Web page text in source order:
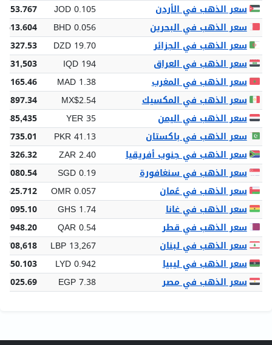
سعر الذهب في الأردن
JOD 0.105
سعر الذهب في البحرين
BHD 0.056
613.604
سعر الذهب في الجزائر
DZD 19.70
سعر الذهب في العراق
IQD 194
سعر الذهب في المغرب
MAD 1.38
سعر الذهب في المكسيك
MX$2.54
سعر الذهب في اليمن
YER 35
385,435
سعر الذهب في باكستان
PKR 41.13
سعر الذهب في جنوب أفريقيا
ZAR 2.40
سعر الذهب في سنغافورة
SGD 0.19
سعر الذهب في عُمان
OMR 0.057
625.712
سعر الذهب في غانا
GHS 1.74
سعر الذهب في قطر
QAR 0.54
سعر الذهب في لبنان
LBP 13,267
سعر الذهب في ليبيا
LYD 0.942
سعر الذهب في مصر
EGP 7.38